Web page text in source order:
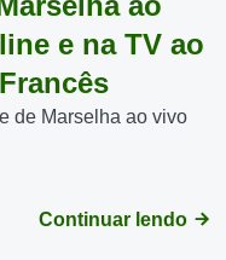
e na TV ao
de Marselha ao vivo
Continuar lendo